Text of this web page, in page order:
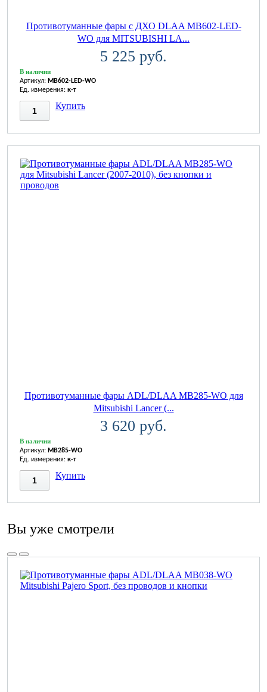
Противотуманные фары с ДХО DLAA MB602-LED-
WO для MITSUBISHI LA...
5 225 руб.
В наличии
Артикул: MB602-LED-WO
Ед. измерения: к-т
Купить
Противотуманные фары ADL/DLAA MB285-WO для
Mitsubishi Lancer (...
3 620 руб.
В наличии
Артикул: MB285-WO
Ед. измерения: к-т
Купить
Вы уже смотрели